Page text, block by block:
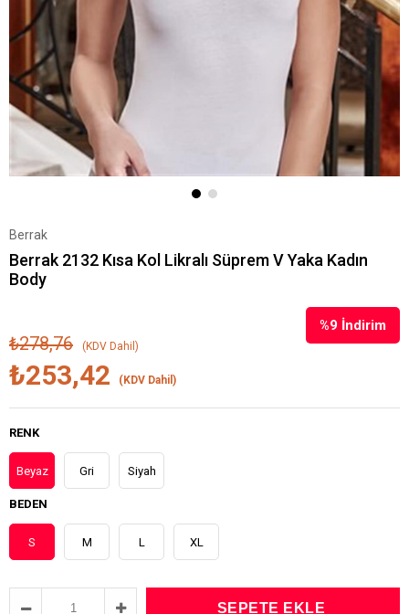
Berrak
Berrak 2132 Kısa Kol Likralı Süprem V Yaka Kadın
Body
%9 İndirim
₺278,76 (KDV Dahil)
₺253,42 (KDV Dahil)
RENK
Beyaz Gri Siyah
BEDEN
S M L XL